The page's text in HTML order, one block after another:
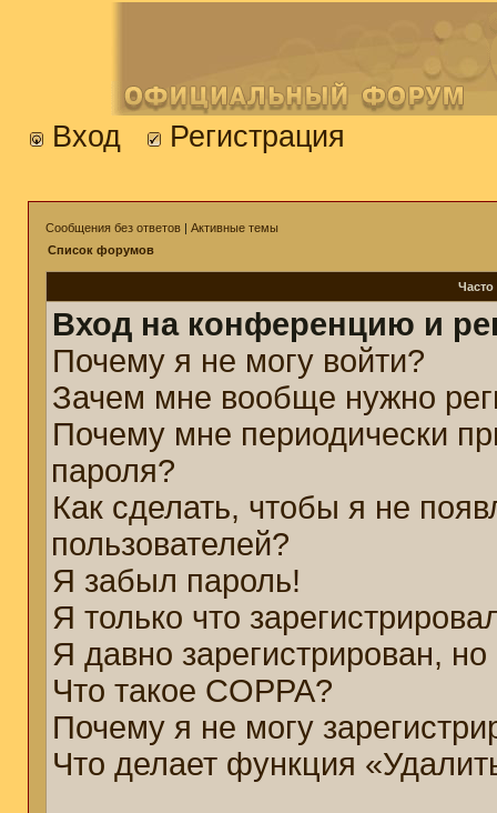
Вход Регистрация
Сообщения без ответов | Активные темы
Список форумов
Вход на конференцию и
Почему я не могу войти?
Зачем мне вообще нужно
Почему мне периодически
пароля?
Как сделать, чтобы я не
пользователей?
Я забыл пароль!
Я только что
Я давно зарегистрирован,
Что такое COPPA?
Почему я не могу
Что делает функция